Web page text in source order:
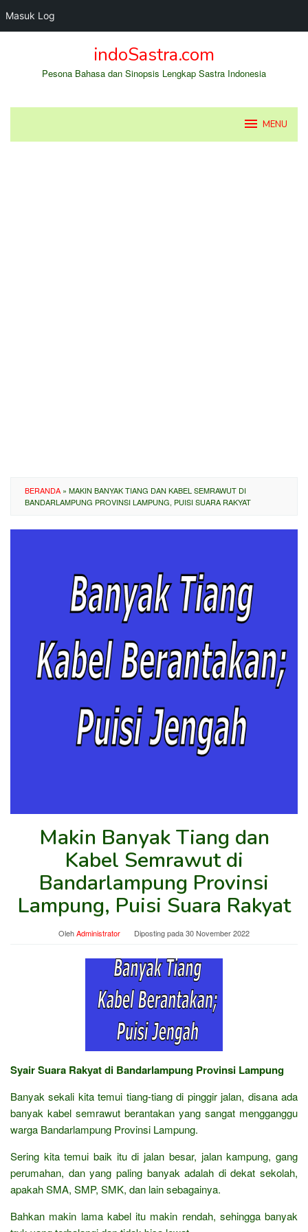
Masuk Log
indoSastra.com
Pesona Bahasa dan Sinopsis Lengkap Sastra Indonesia
MENU
BERANDA » MAKIN BANYAK TIANG DAN KABEL SEMRAWUT DI
BANDARLAMPUNG PROVINSI LAMPUNG, PUISI SUARA RAKYAT
Makin Banyak Tiang dan
Kabel Semrawut di
Bandarlampung Provinsi
Lampung, Puisi Suara Rakyat
OlehAdministrator Diposting pada30 November 2022
Syair Suara Rakyat di Bandarlampung Provinsi Lampung
Banyak sekali kita temui tiang-tiang di pinggir jalan, disana ada
banyak kabel semrawut berantakan yang sangat mengganggu
warga Bandarlampung Provinsi Lampung.
Sering kita temui baik itu di jalan besar, jalan kampung, gang
perumahan, dan yang paling banyak adalah di dekat sekolah,
apakah SMA, SMP, SMK, dan lain sebagainya.
Bahkan makin lama kabel itu makin rendah, sehingga banyak